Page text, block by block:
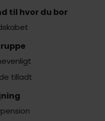
til hvor du bor
tilladt